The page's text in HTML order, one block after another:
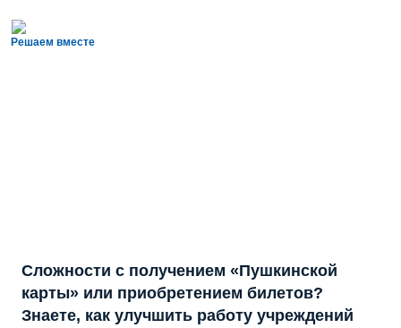
Решаем вместе
Сложности с получением «Пушкинской
карты» или приобретением билетов?
Знаете, как улучшить работу учреждений